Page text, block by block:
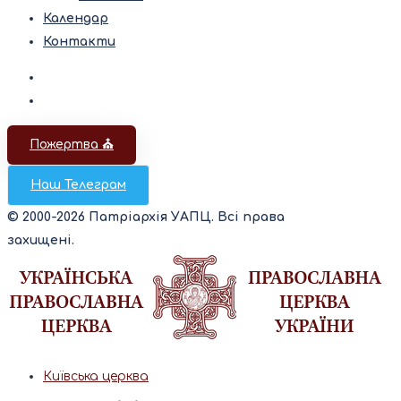
Календар
Контакти
Пожертва ⛪️
Наш Телеграм
© 2000-2026 Патріархія УАПЦ. Всі права
захищені.
Київська церква